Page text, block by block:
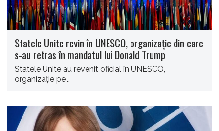
Statele Unite revin în UNESCO, organizație din care
s-au retras în mandatul lui Donald Trump
Statele Unite au revenit oficial în UNESCO,
organizaţie pe...